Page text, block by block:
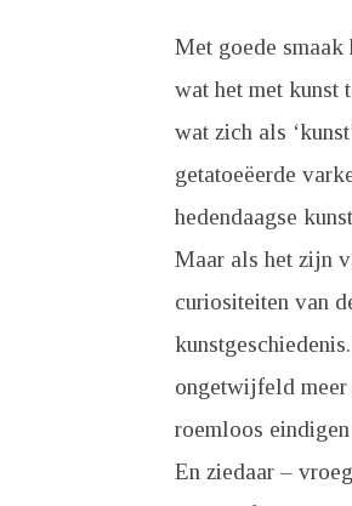
Met goede
wat het met kunst
wat zich als
getatoeëerde
hedendaagse
Maar als het zijn
curiositeiten van
ongetwijfeld meer
roemloos
En ziedaar –